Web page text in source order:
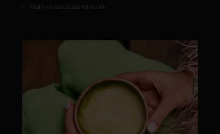
Általános szerződési feltételek
moyamatcha.hu